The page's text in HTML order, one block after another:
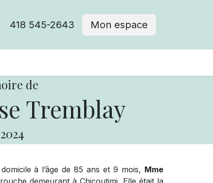
418 545-2643 Mon espace
de
Tremblay
2024
à l’âge de 85 ans et 9 mois, Mme
demeurant à Chicoutimi. Elle était la